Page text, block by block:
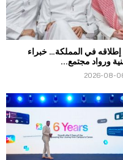
إطلاقه في المملكة… خبراء
ورواد مجتمع...
2026-08-